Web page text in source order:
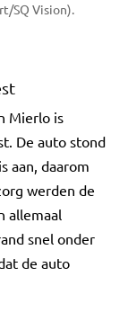
SQ Vision).
Mierlo is
De auto stond
aan, daarom
werden de
allemaal
snel onder
de auto